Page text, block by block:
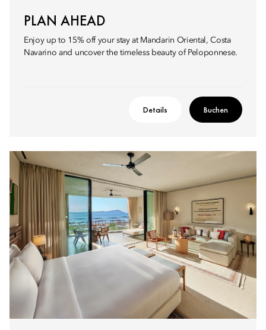
PLAN AHEAD
Enjoy up to 15% off your stay at Mandarin Oriental, Costa
Navarino and uncover the timeless beauty of Peloponnese.
Details Buchen